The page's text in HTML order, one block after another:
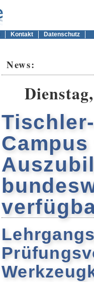
Kontakt Datenschutz
News: